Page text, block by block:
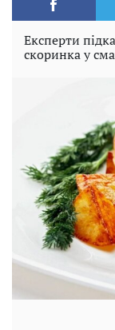
Експерти
скоринка у